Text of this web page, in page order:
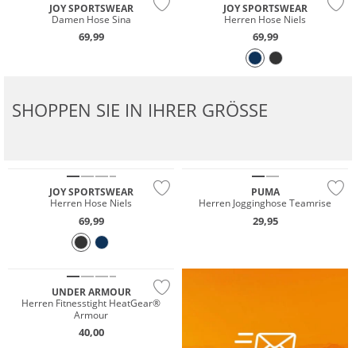
JOY SPORTSWEAR
Damen Hose Sina
69,99
JOY SPORTSWEAR
Herren Hose Niels
69,99
SHOPPEN SIE IN IHRER GRÖSSE
JOY SPORTSWEAR
Herren Hose Niels
69,99
PUMA
Herren Jogginghose Teamrise
29,95
UNDER ARMOUR
Herren Fitnesstight HeatGear®
Armour
40,00